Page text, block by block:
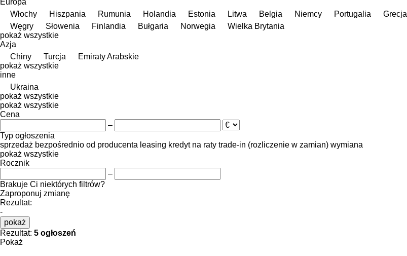
Włochy
Hiszpania Rumunia Holandia Estonia Litwa Belgia Niemcy Portugalia Grecja
Węgry
Słowenia Finlandia Bułgaria Norwegia
Wielka Brytania
pokaż wszystkie
Azja
Chiny
Turcja
Emiraty Arabskie
pokaż wszystkie
inne
Ukraina
pokaż wszystkie
pokaż wszystkie
Cena
–
Typ ogłoszenia
sprzedaż bezpośrednio od producenta leasing kredyt na raty trade-in (rozliczenie w zamian) wymiana
pokaż wszystkie
Rocznik
–
Brakuje Ci niektórych filtrów?
Zaproponuj zmianę
Rezultat:
-
pokaż
Rezultat: 5 ogłoszeń
Pokaż